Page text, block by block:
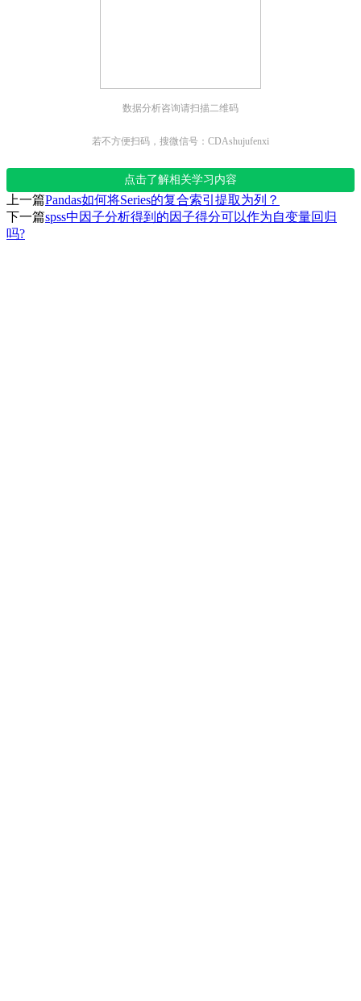
数据分析咨询请扫描二维码
若不方便扫码，搜微信号：CDAshujufenxi
点击了解相关学习内容
上一篇Pandas如何将Series的复合索引提取为列？
下一篇spss中因子分析得到的因子得分可以作为自变量回归
吗?